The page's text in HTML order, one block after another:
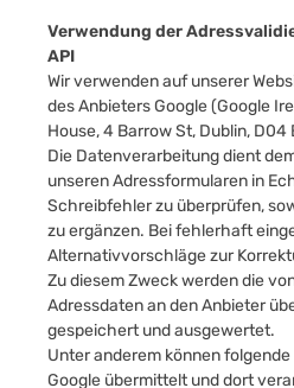
Verwendung der
API
Wir verwenden auf unserer
des Anbieters Google (Google
House, 4 Barrow St, Dublin, D04
Die Datenverarbeitung dient
unseren Adressformularen in
Schreibfehler zu überprüfen,
zu ergänzen. Bei fehlerhaft
Alternativvorschläge zur
Zu diesem Zweck werden die
Adressdaten an den Anbieter
gespeichert und ausgewertet.
Unter anderem können
Google übermittelt und dort